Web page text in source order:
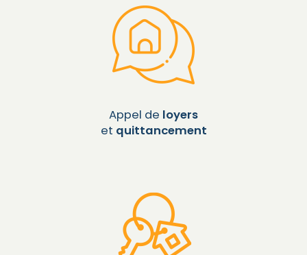
Appel de loyers
et quittancement